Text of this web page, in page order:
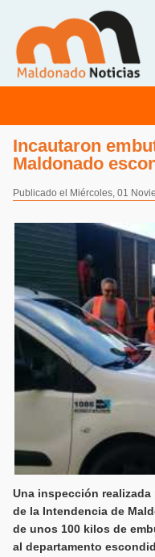
Incautaron
Maldonado
Publicado el Miércoles, 01
Una inspección
de la Intendencia de
de unos 100 kilos de
al departamento